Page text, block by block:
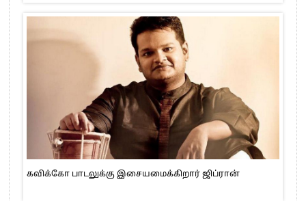
கவிக்கோ பாடலுக்கு இசையமைக்கிறார் ஜிப்ரான்